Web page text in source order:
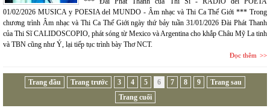
01/02/2026 MUSICA y POESIA del MUNDO - Âm nhạc và Thi Ca Thế Giới *** Trong
chương trình Âm nhạc và Thi Ca Thế Giới ngày thứ bảy tuần 31/01/2026 Đài Phát Thanh
của Thi Sĩ CALIDOSCOPIO, phát sóng từ Mexico và Argentina cho khắp Châu Mỹ La tinh
và TBN cũng như Ý, lại tiếp tục trình bày Thơ NCT.
Đọc thêm
Trang đầu Trang trước 3 4 5 6 7 8 9
Trang sau
Trang cuối